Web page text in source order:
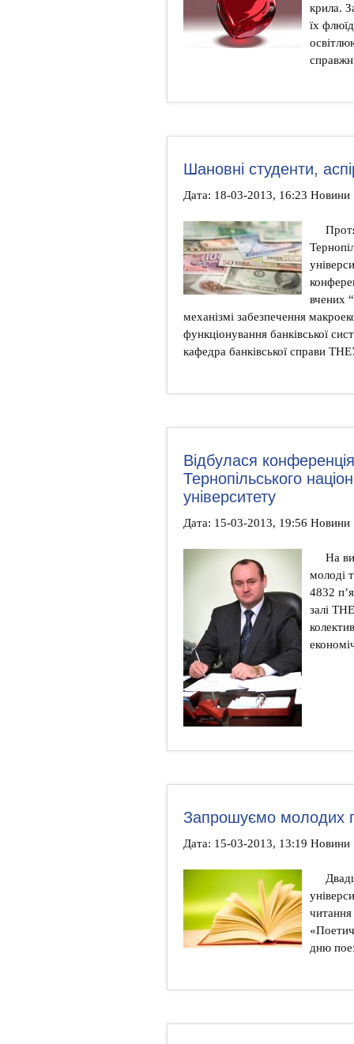
крила.
їх
Шановні студенти,
Дата: 18-03-2013, 16:23 Новини
вчених
механізмі забезпечення
функціонування банківської
кафедра банківської справи
Відбулася
Тернопільського
університету
Дата: 15-03-2013, 19:56 Новини
На
молоді
4832
залі
Запрошуємо молодих
Дата: 15-03-2013, 13:19 Новини
читання
дню